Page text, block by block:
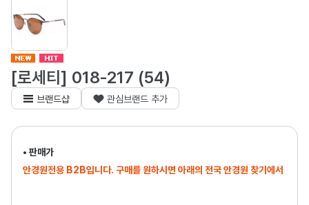
[로세티] 018-217 (54)
브랜드샵 관심브랜드 추가
• 판매가
안경원전용 B2B입니다. 구매를 원하시면 아래의 전국 안경원 찾기에서